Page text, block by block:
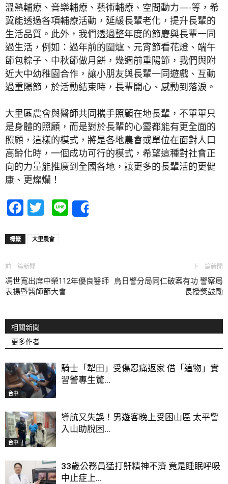
溫熱輔療、音樂輔療、藝術輔療、空間動力—-等，希
冀能透過各項輔療活動，延緩長輩老化，提升長輩的
生活品質。此外，我們透過整年度的節慶與長輩一同
過生活，例如：過年前的圍爐、元宵節看花燈、端午
節包粽子、中秋節做月餅，幾週前重陽節，我們與附
近大中幼稚園合作，讓小朋友與長輩一同遊戲、互動
過重陽節，於活動結束時，長輩開心、感動到落淚。
大里區農會與醫師共同攜手照顧在地長輩，不單單只
是身體的照顧，而是對於長輩的心靈都能有更全面的
照顧，這樣的模式，將是各地農會或單位在面對人口
高齡化時，一個成功可行的模式，希望這種對社會正
向的力量能推廣到全國各地，讓更多的長輩活的更健
康、更燦爛！
Facebook
Twitter
Line
標籤 大里農會
前一篇新聞
馮世寬出席中榮112年優良醫師
表揚暨醫師節大會
下一篇新聞
烏日警分局同仁破案有功 警察局
長授獎鼓勵
相關新聞
更多作者
台中
騎士「犁田」受傷忍痛返家 借「這物」實
習警專生驚...
台中
導航又失誤！男遊客晚上受困山區 太平警
入山助脫困...
33歲公務員猛打鼾精神不濟 竟是睡眠呼吸
中止症上...